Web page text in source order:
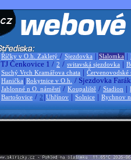
Říčky v O.h. Zakletý / Sjezdovka | Slalomka |
TJ Čenkovice 1 / 2 / svitavská sjezdovka |
Suchý Vrch Kramářova chata | Červenovodské
Hanička |Rokytnice v O.h. / Sjezdovka
Jablonné n O. náměstí / Koupaliště / Stadion |
Bartošovice / 2 |Uhřínov | Solnice | Rychnov